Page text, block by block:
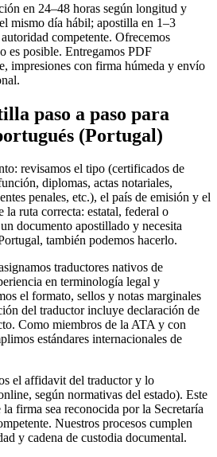
en 24–48 horas según longitud y
mismo día hábil; apostilla en 1–3
competente. Ofrecemos
es posible. Entregamos PDF
impresiones con firma húmeda y envío
paso a paso para
(Portugal)
revisamos el tipo (certificados de
diplomas, actas notariales,
penales, etc.), el país de emisión y el
la ruta correcta: estatal, federal o
documento apostillado y necesita
también podemos hacerlo.
traductores nativos de
en terminología legal y
el formato, sellos y notas marginales
del traductor incluye declaración de
Como miembros de la ATA y con
estándares internacionales de
el affidavit del traductor y lo
según normativas del estado). Este
firma sea reconocida por la Secretaría
Nuestros procesos cumplen
y cadena de custodia documental.